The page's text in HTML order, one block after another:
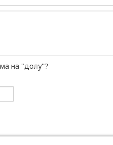
на "долу"?